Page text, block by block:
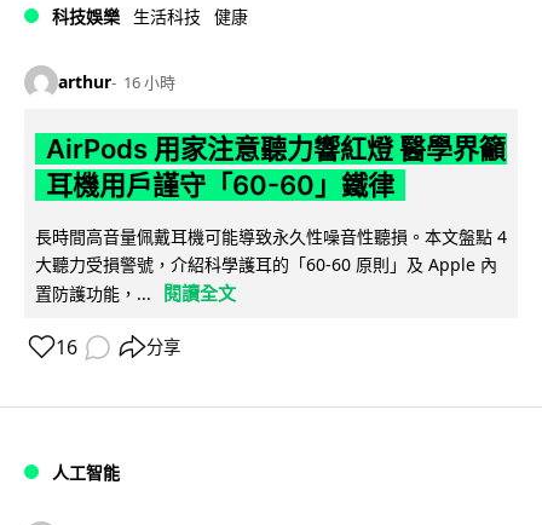
科技娛樂 生活科技 健康
arthur 16 小時
AirPods 用家注意聽力響紅燈 醫學界籲
耳機用戶謹守「60-60」鐵律
長時間高音量佩戴耳機可能導致永久性噪音性聽損。本文盤點 4
大聽力受損警號，介紹科學護耳的「60-60 原則」及 Apple 內
置防護功能，...
閱讀全文
16 分享
人工智能